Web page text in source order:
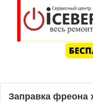
Заправка фреона